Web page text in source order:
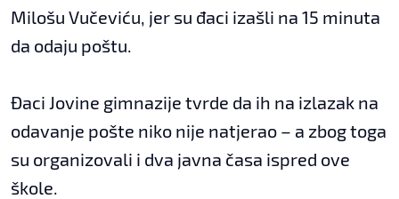
Milošu Vučeviću, jer su đaci izašli na 15 minuta
da odaju poštu.
Đaci Jovine gimnazije tvrde da ih na izlazak na
odavanje pošte niko nije natjerao – a zbog toga
su organizovali i dva javna časa ispred ove
škole.